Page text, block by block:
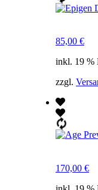
85,00 €
inkl. 19 %
zzgl.
170,00 €